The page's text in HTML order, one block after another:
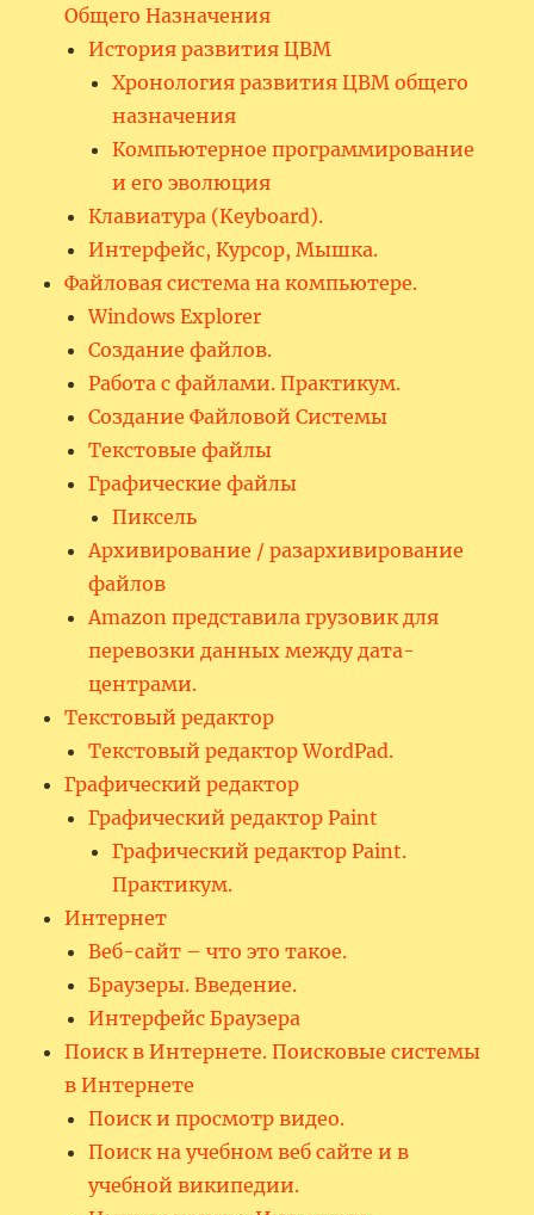
Общего Назначения
История развития ЦВМ
Хронология развития ЦВМ общего
назначения
Компьютерное программирование
и его эволюция
Клавиатура (Keyboard).
Интерфейс, Курсор, Мышка.
Файловая система на компьютере.
Windows Explorer
Создание файлов.
Работа с файлами. Практикум.
Создание Файловой Системы
Текстовые файлы
Графические файлы
Пиксель
Архивирование / разархивирование
файлов
Amazon представила грузовик для
перевозки данных между дата-
центрами.
Текстовый редактор
Текстовый редактор WordPad.
Графический редактор
Графический редактор Paint
Графический редактор Paint.
Практикум.
Интернет
Веб-сайт – что это такое.
Браузеры. Введение.
Интерфейс Браузера
Поиск в Интернете. Поисковые системы
в Интернете
Поиск и просмотр видео.
Поиск на учебном веб сайте и в
учебной википедии.